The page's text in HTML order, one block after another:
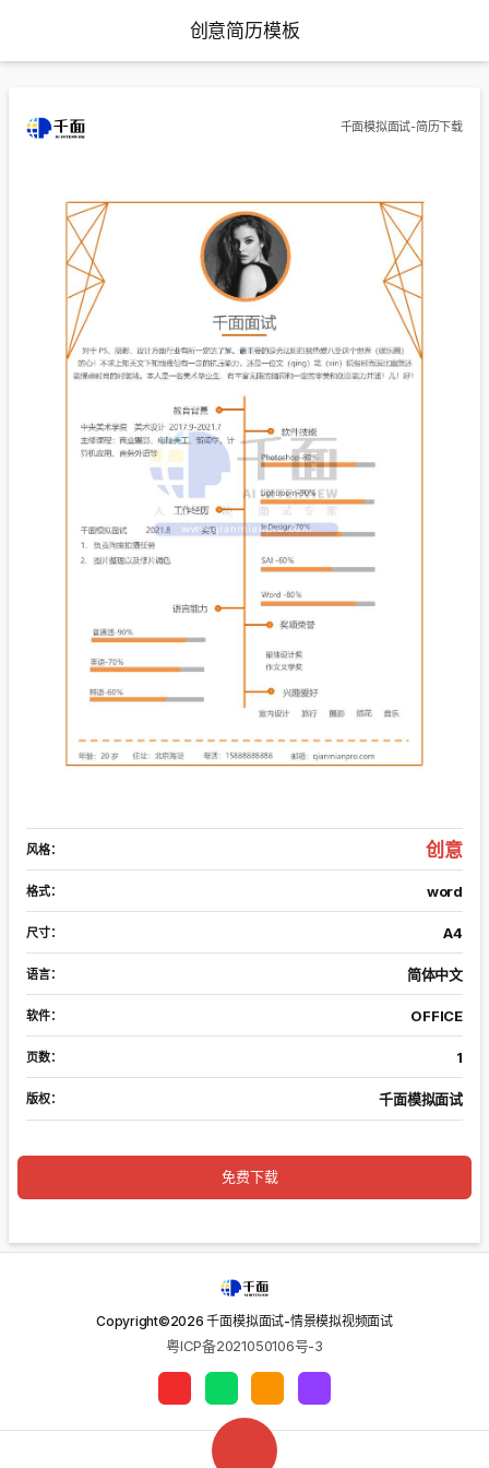
创意简历模板
千面模拟面试-简历下载
风格： 创意
格式： word
尺寸： A4
语言： 简体中文
软件： OFFICE
页数： 1
版权： 千面模拟面试
免费下载
Copyright©2026 千面模拟面试-情景模拟视频面试
粤ICP备2021050106号-3